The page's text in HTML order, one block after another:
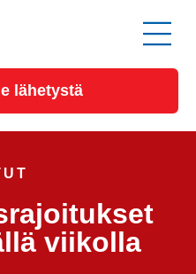
lähetystä
viikolla